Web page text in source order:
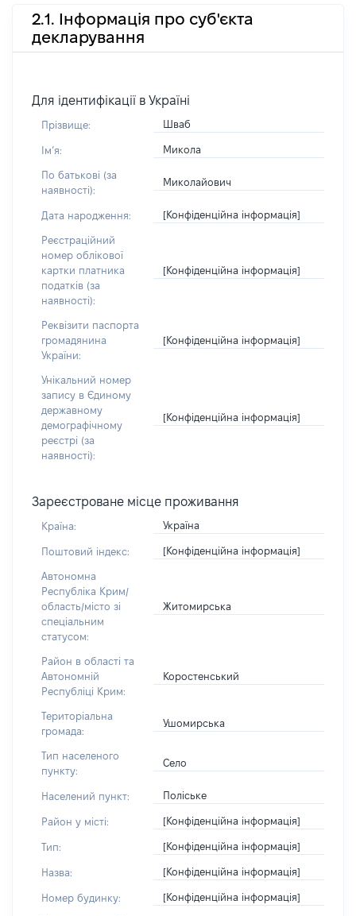
2.1. Інформація про суб'єкта
декларування
Для ідентифікації в Україні
Прізвище: Шваб
Імʼя: Микола
По батькові (за
наявності):
Миколайович
Дата народження: [Конфіденційна інформація]
Реєстраційний
номер облікової
картки платника
податків (за
наявності):
[Конфіденційна інформація]
Реквізити паспорта
громадянина
України:
[Конфіденційна інформація]
Унікальний номер
запису в Єдиному
державному
демографічному
реєстрі (за
наявності):
[Конфіденційна інформація]
Зареєстроване місце проживання
Країна: Україна
Поштовий індекс: [Конфіденційна інформація]
Автономна
Республіка Крим/
область/місто зі
спеціальним
статусом:
Житомирська
Район в області та
Автономній
Республіці Крим:
Коростенський
Територіальна
громада:
Ушомирська
Тип населеного
пункту:
Село
Населений пункт: Поліське
Район у місті: [Конфіденційна інформація]
Тип: [Конфіденційна інформація]
Назва: [Конфіденційна інформація]
Номер будинку: [Конфіденційна інформація]